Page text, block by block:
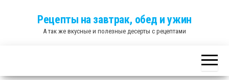
Рецепты на завтрак, обед и ужин
А так же вкусные и полезные десерты с рецептами